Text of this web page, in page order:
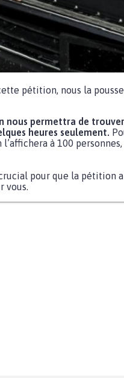
pétition, nous la
nous permettra de
heures seulement.
à 100
pour que la pétition
vous.